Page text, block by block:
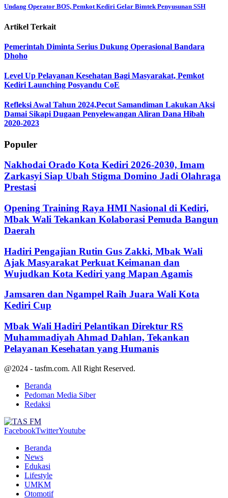
Undang Operator BOS, Pemkot Kediri Gelar Bimtek Penyusunan SSH
Artikel Terkait
Pemerintah Diminta Serius Dukung Operasional Bandara
Dhoho
Level Up Pelayanan Kesehatan Bagi Masyarakat, Pemkot
Kediri Launching Posyandu CoE
Refleksi Awal Tahun 2024,Pecut Samandiman Lakukan Aksi
Damai Sikapi Dugaan Penyelewangan Aliran Dana Hibah
2020-2023
Populer
Nakhodai Orado Kota Kediri 2026-2030, Imam
Zarkasyi Siap Ubah Stigma Domino Jadi Olahraga
Prestasi
Opening Training Raya HMI Nasional di Kediri,
Mbak Wali Tekankan Kolaborasi Pemuda Bangun
Daerah
Hadiri Pengajian Rutin Gus Zakki, Mbak Wali
Ajak Masyarakat Perkuat Keimanan dan
Wujudkan Kota Kediri yang Mapan Agamis
Jamsaren dan Ngampel Raih Juara Wali Kota
Kediri Cup
Mbak Wali Hadiri Pelantikan Direktur RS
Muhammadiyah Ahmad Dahlan, Tekankan
Pelayanan Kesehatan yang Humanis
@2024 - tasfm.com. All Right Reserved.
Beranda
Pedoman Media Siber
Redaksi
FacebookTwitterYoutube
Beranda
News
Edukasi
Lifestyle
UMKM
Otomotif